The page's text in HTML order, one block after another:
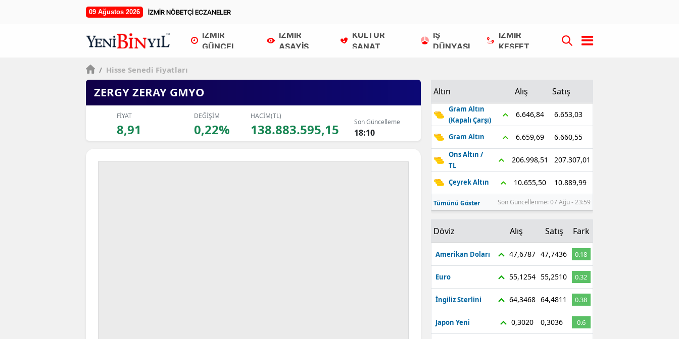
09 Ağustos 2026 İZMİR NÖBETÇİ ECZANELER
İZMİR
GÜNCEL
İZMİR
ASAYİŞ
KÜLTÜR
SANAT
İŞ
DÜNYASI
İZMİR
KEŞFET
/ Hisse Senedi Fiyatları
ZERGY ZERAY GMYO
FİYAT
8,91
DEĞİŞİM
0,22%
HACİM(TL)
138.883.595,15 Son Güncelleme
18:10
Altın Alış Satış
Gram Altın
(Kapalı Çarşı)
6.646,84 6.653,03
Gram Altın 6.659,69 6.660,55
Ons Altın /
TL
206.998,51 207.307,01
Çeyrek Altın 10.655,50 10.889,99
Tümünü Göster Son Güncellenme: 07 Ağu - 23:59
Döviz Alış Satış Fark
Amerikan Doları 47,6787 47,7436 0.18
Euro 55,1254 55,2510 0.32
İngiliz Sterlini 64,3468 64,4811 0.38
Japon Yeni 0,3020 0,3036 0.6